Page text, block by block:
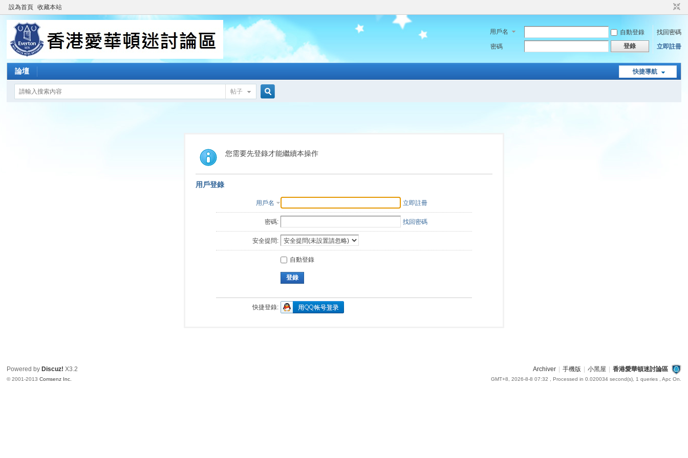
設為首頁 收藏本站
用戶名 自動登錄
找回密碼
密碼
登錄 立即註冊
快捷導航
論壇
帖子
索
您需要先登錄才能繼續本操作
用戶登錄
用戶名 立即註冊
密碼: 找回密碼
安全提問:
自動登錄
登錄
快捷登錄:
Archiver 手機版 小黑屋 香港愛華頓迷討論區
GMT+8, 2026-8-8 07:32 , Processed in 0.020034 second(s), 1 queries , Apc On.
Powered by Discuz! X3.2
© 2001-2013Comsenz Inc.